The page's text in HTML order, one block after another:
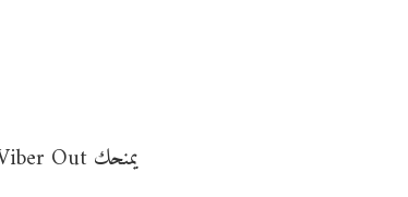
يمنحك Viber Out المزيد من وقت المكالمة مقابل تكلفة أقل من المال. اختر من أحد خيارات الاتصال المرنة ذات السعر المنخفض: